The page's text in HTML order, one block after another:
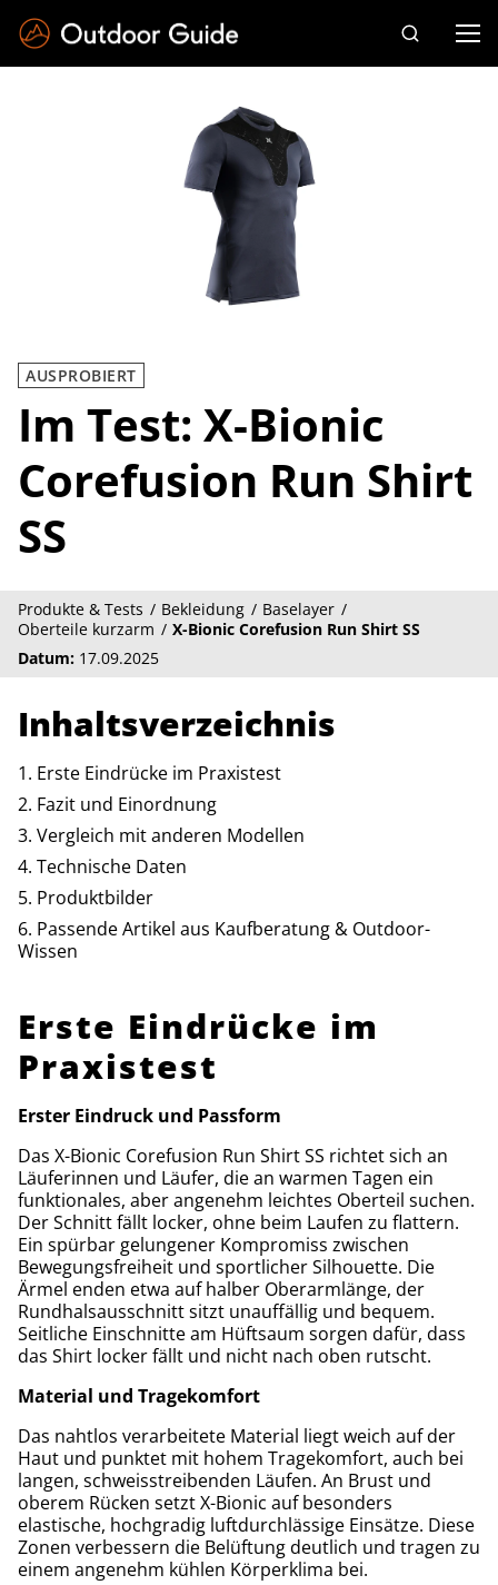
AUSPROBIERT
Im Test: X-Bionic
Corefusion Run Shirt
SS
Produkte & Tests Bekleidung
Baselayer
Oberteile kurzarm
X-Bionic Corefusion Run Shirt SS
Datum: 17.09.2025
Inhaltsverzeichnis
Erste Eindrücke im Praxistest
Fazit und Einordnung
Vergleich mit anderen Modellen
Technische Daten
Produktbilder
Passende Artikel aus Kaufberatung & Outdoor-
Wissen
Erste Eindrücke im
Praxistest
Erster Eindruck und Passform
Das X-Bionic Corefusion Run Shirt SS richtet sich an
Läuferinnen und Läufer, die an warmen Tagen ein
funktionales, aber angenehm leichtes Oberteil suchen.
Der Schnitt fällt locker, ohne beim Laufen zu flattern.
Ein spürbar gelungener Kompromiss zwischen
Bewegungsfreiheit und sportlicher Silhouette. Die
Ärmel enden etwa auf halber Oberarmlänge, der
Rundhalsausschnitt sitzt unauffällig und bequem.
Seitliche Einschnitte am Hüftsaum sorgen dafür, dass
das Shirt locker fällt und nicht nach oben rutscht.
Material und Tragekomfort
Das nahtlos verarbeitete Material liegt weich auf der
Haut und punktet mit hohem Tragekomfort, auch bei
langen, schweisstreibenden Läufen. An Brust und
oberem Rücken setzt X-Bionic auf besonders
elastische, hochgradig luftdurchlässige Einsätze. Diese
Zonen verbessern die Belüftung deutlich und tragen zu
einem angenehm kühlen Körperklima bei.